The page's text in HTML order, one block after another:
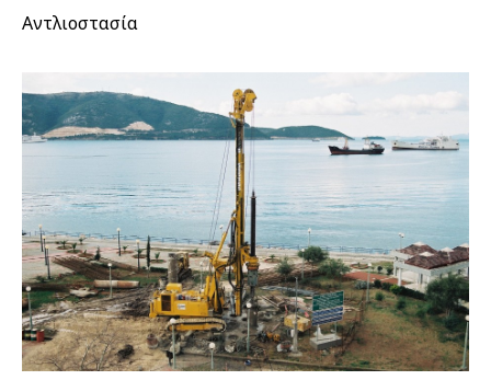
Αντλιοστασία